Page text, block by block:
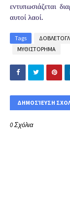
εντυπωσιάζεται
αυτοί λαοί.
Tags
ΜΥΘΙΣΤΟΡΗΜΑ
ΔΗΜΟΣΊΕΥΣΗ
0 Σχόλια